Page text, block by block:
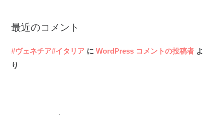
最近のコメント
#ヴェネチア#イタリア にWordPress コメントの投稿者 よ
り